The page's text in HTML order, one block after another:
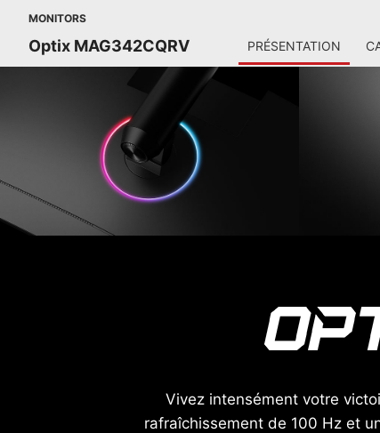
MONITORS
Optix MAG342CQRV PRÉSENTATION
Vivez intensément votre
rafraîchissement de 100 Hz et